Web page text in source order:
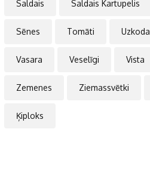
Saldais Saldais Kartupelis
Sēnes Tomāti Uzkoda
Vasara Veselīgi Vista
Zemenes Ziemassvētki
Ķiploks